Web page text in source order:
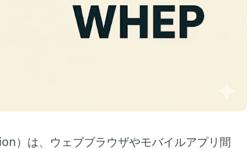
）は、ウェブブラウザやモバイルアプリ間